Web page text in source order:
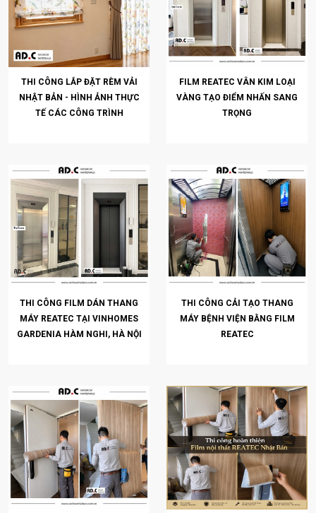
THI CÔNG LẮP ĐẶT RÈM VẢI
NHẬT BẢN - HÌNH ẢNH THỰC
TẾ CÁC CÔNG TRÌNH
FILM REATEC VÂN KIM LOẠI
VÀNG TẠO ĐIỂM NHẤN SANG
TRỌNG
THI CÔNG FILM DÁN THANG
MÁY REATEC TẠI VINHOMES
GARDENIA HÀM NGHI, HÀ NỘI
THI CÔNG CẢI TẠO THANG
MÁY BỆNH VIỆN BẰNG FILM
REATEC